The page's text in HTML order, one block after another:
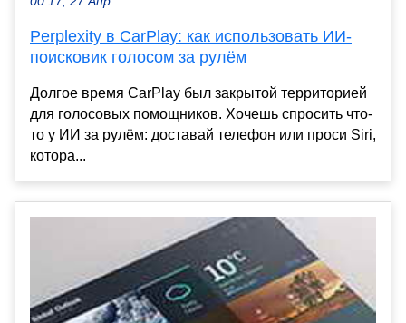
Perplexity в CarPlay: как использовать ИИ-
поисковик голосом за рулём
Долгое время CarPlay был закрытой территорией
для голосовых помощников. Хочешь спросить что-
то у ИИ за рулём: доставай телефон или проси Siri,
котора...